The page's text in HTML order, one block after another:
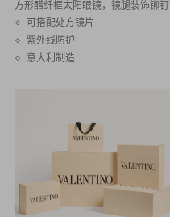
方形醋纤框太阳眼镜，镜腿装饰铆钉
可搭配处方镜片
紫外线防护
意大利制造